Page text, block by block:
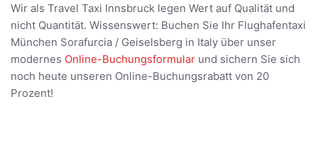
Wir als Travel Taxi Innsbruck legen Wert auf Qualität und
nicht Quantität. Wissenswert: Buchen Sie Ihr Flughafentaxi
München Sorafurcia / Geiselsberg in Italy über unser
modernes Online-Buchungsformular und sichern Sie sich
noch heute unseren Online-Buchungsrabatt von 20
Prozent!